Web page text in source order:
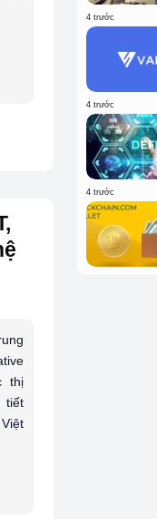
thị
tiết
4 trước
4 trước
4 trước